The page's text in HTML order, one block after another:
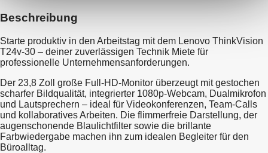
Beschreibung
Starte produktiv in den Arbeitstag mit dem Lenovo ThinkVision
T24v-30 – deiner zuverlässigen Technik Miete für
professionelle Unternehmensanforderungen.
Der 23,8 Zoll große Full-HD-Monitor überzeugt mit gestochen
scharfer Bildqualität, integrierter 1080p-Webcam, Dualmikrofon
und Lautsprechern – ideal für Videokonferenzen, Team-Calls
und kollaboratives Arbeiten. Die flimmerfreie Darstellung, der
augenschonende Blaulichtfilter sowie die brillante
Farbwiedergabe machen ihn zum idealen Begleiter für den
Büroalltag.